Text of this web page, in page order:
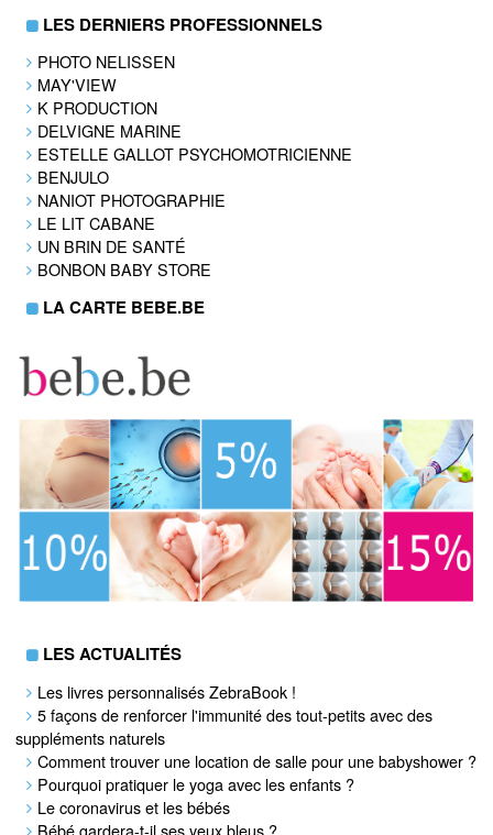
LES DERNIERS PROFESSIONNELS
PHOTO NELISSEN
MAY'VIEW
K PRODUCTION
DELVIGNE MARINE
ESTELLE GALLOT PSYCHOMOTRICIENNE
BENJULO
NANIOT PHOTOGRAPHIE
LE LIT CABANE
UN BRIN DE SANTÉ
BONBON BABY STORE
LA CARTE BEBE.BE
LES ACTUALITÉS
Les livres personnalisés ZebraBook !
5 façons de renforcer l'immunité des tout-petits avec des
suppléments naturels
Comment trouver une location de salle pour une babyshower ?
Pourquoi pratiquer le yoga avec les enfants ?
Le coronavirus et les bébés
Bébé gardera-t-il ses yeux bleus ?